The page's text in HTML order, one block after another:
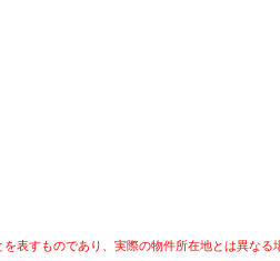
表すものであり、実際の物件所在地とは異なる